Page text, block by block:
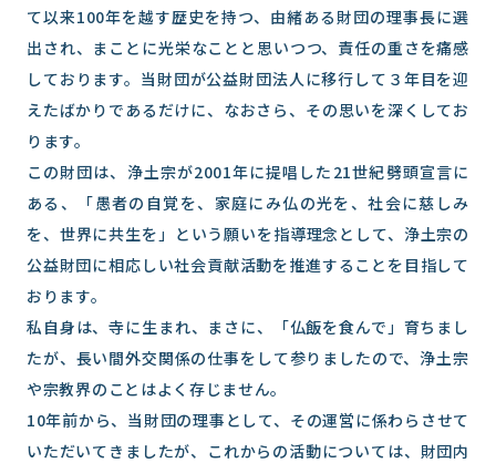
て以来100年を越す歴史を持つ、由緒ある財団の理事長に選
出され、まことに光栄なことと思いつつ、責任の重さを痛感
しております。当財団が公益財団法人に移行して３年目を迎
えたばかりであるだけに、なおさら、その思いを深くしてお
ります。
この財団は、浄土宗が2001年に提唱した21世紀劈頭宣言に
ある、「愚者の自覚を、家庭にみ仏の光を、社会に慈しみ
を、世界に共生を」という願いを指導理念として、浄土宗の
公益財団に相応しい社会貢献活動を推進することを目指して
おります。
私自身は、寺に生まれ、まさに、「仏飯を食んで」育ちまし
たが、長い間外交関係の仕事をして参りましたので、浄土宗
や宗教界のことはよく存じません。
10年前から、当財団の理事として、その運営に係わらさせて
いただいてきましたが、これからの活動については、財団内